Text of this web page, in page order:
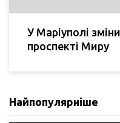
У Маріуполі
проспекті Миру
Найпопулярніше